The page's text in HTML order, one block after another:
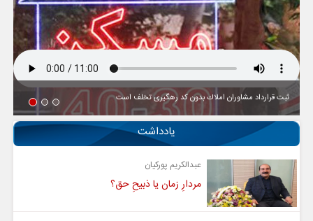
ثبت قرارداد مشاوران املاك بدون كد رهگیری تخلف است
یادداشت
عبدالکریم پورکیان
مردارِ زمان یا ذبیحِ حق؟